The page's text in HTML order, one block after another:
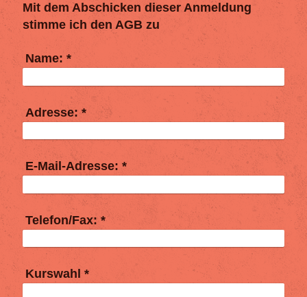
Mit dem Abschicken dieser Anmeldung
stimme ich den AGB zu
Name: *
Adresse: *
E-Mail-Adresse: *
Telefon/Fax: *
Kurswahl *